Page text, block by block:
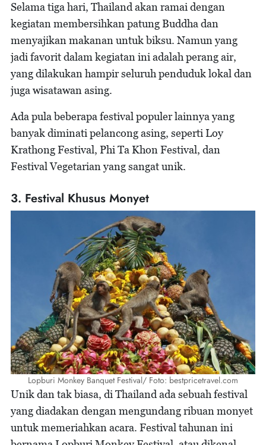
Selama tiga hari, Thailand akan ramai dengan
kegiatan membersihkan patung Buddha dan
menyajikan makanan untuk biksu. Namun yang
jadi favorit dalam kegiatan ini adalah perang air,
yang dilakukan hampir seluruh penduduk lokal dan
juga wisatawan asing.
Ada pula beberapa festival populer lainnya yang
banyak diminati pelancong asing, seperti Loy
Krathong Festival, Phi Ta Khon Festival, dan
Festival Vegetarian yang sangat unik.
3. Festival Khusus Monyet
Lopburi Monkey Banquet Festival/ Foto: bestpricetravel.com
Unik dan tak biasa, di Thailand ada sebuah festival
yang diadakan dengan mengundang ribuan monyet
untuk memeriahkan acara. Festival tahunan ini